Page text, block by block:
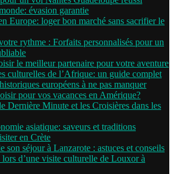
évasion garantie
Europe: loger bon marché sans sacrifier le
rythme : Forfaits personnalisés pour un
le meilleur partenaire pour votre aventure
culturelles de l’Afrique: un guide complet
européens à ne pas manquer
pour vos vacances en Amérique?
Dernière Minute et les Croisières dans les
asiatique: saveurs et traditions
en Crète
son séjour à Lanzarote : astuces et conseils
d’une visite culturelle de Louxor à